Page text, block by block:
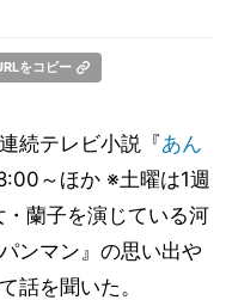
をコピー
続テレビ小説『あん
～ほか ※土曜は1週
蘭子を演じている河
ンマン』の思い出や
話を聞いた。